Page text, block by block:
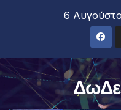
6